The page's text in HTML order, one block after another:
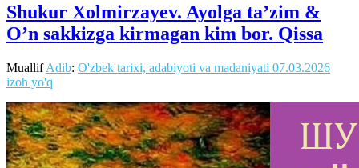
Shukur Xolmirzayev. Ayolga ta’zim &
O’n sakkizga kirmagan kim bor. Qissa
MuallifAdib: O'zbek tarixi, adabiyoti va madaniyati 07.03.2026
izoh yo'q